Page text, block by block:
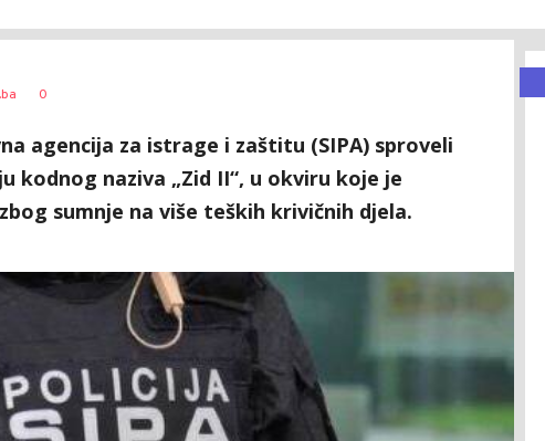
0
agencija za istrage i zaštitu (SIPA) sproveli
kodnog naziva „Zid II“, u okviru koje je
sumnje na više teških krivičnih djela.